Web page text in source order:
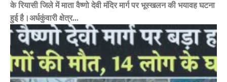
के रियासी जिले में माता वैष्णो देवी मंदिर मार्ग पर भूस्खलन की भयावह घटना
हुई है।अर्धकुंवारी क्षेत्र...